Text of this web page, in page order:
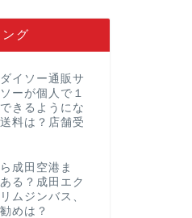
グ
イソー通販サ
ーが個人で１
きるようにな
料は？店舗受
成田空港ま
る？成田エク
ムジンバス、
めは？